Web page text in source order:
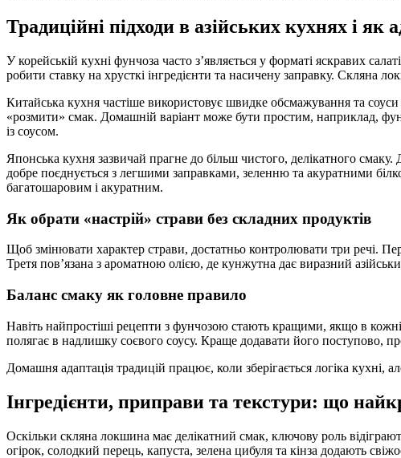
Традиційні підходи в азійських кухнях і як
У корейській кухні фунчоза часто з’являється у форматі яскравих
робити ставку на хрусткі інгредієнти та насичену заправку. Скляна
Китайська кухня частіше використовує швидке обсмажування та соуси
«розмити» смак. Домашній варіант може бути простим, наприклад,
із соусом.
Японська кухня зазвичай прагне до більш чистого, делікатного
добре поєднується з легшими заправками, зеленню та акуратними
багатошаровим і акуратним.
Як обрати «настрій» страви без складних продуктів
Щоб змінювати характер страви, достатньо контролювати три речі.
Третя пов’язана з ароматною олією, де кунжутна дає виразний
Баланс смаку як головне правило
Навіть найпростіші рецепти з фунчозою стають кращими, якщо в
полягає в надлишку соєвого соусу. Краще додавати його поступово,
Домашня адаптація традицій працює, коли зберігається логіка
Інгредієнти, приправи та текстури: що
Оскільки скляна локшина має делікатний смак, ключову роль
огірок, солодкий перець, капуста, зелена цибуля та кінза додають